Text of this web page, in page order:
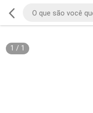
1 / 1